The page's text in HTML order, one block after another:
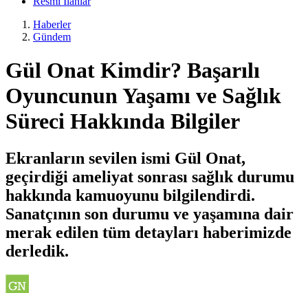
Haberler
Gündem
Gül Onat Kimdir? Başarılı
Oyuncunun Yaşamı ve Sağlık
Süreci Hakkında Bilgiler
Ekranların sevilen ismi Gül Onat,
geçirdiği ameliyat sonrası sağlık durumu
hakkında kamuoyunu bilgilendirdi.
Sanatçının son durumu ve yaşamına dair
merak edilen tüm detayları haberimizde
derledik.